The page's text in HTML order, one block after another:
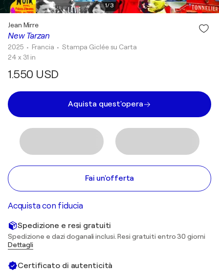
1/3
New Tarzan
Jean Mirre
2025 • Francia • Stampa Giclée su Carta
24 x 31 in
1.550 USD
Aquista quest'opera
Fai un'offerta
Acquista con fiducia
Spedizione e resi gratuiti
Spedizione e dazi doganali inclusi. Resi gratuiti entro 30 giorni
Dettagli
Certificato di autenticità